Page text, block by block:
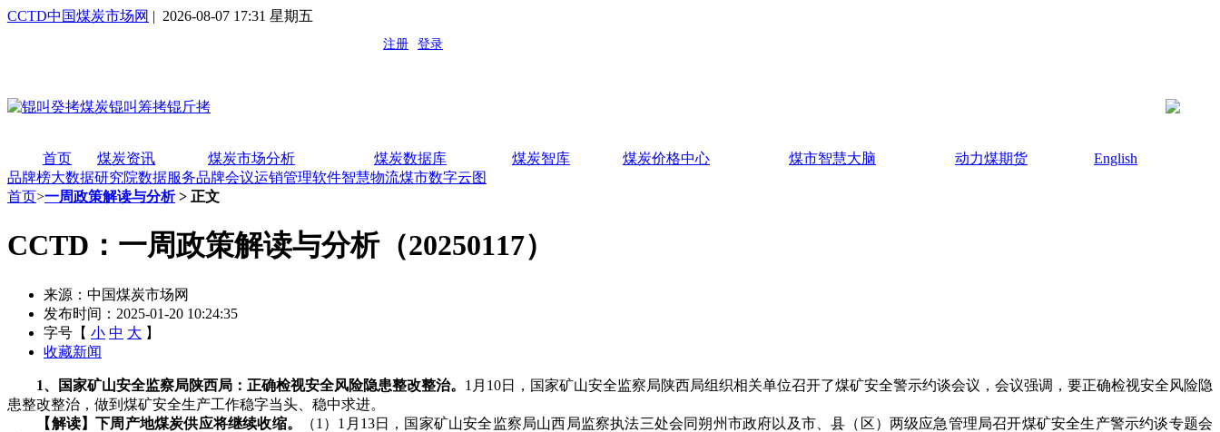
CCTD中国煤炭市场网 | 2026-08-07 17:31 星期五
首页 煤炭资讯 煤炭市场分析 煤炭数据库 煤炭智库 煤炭价格中心 煤市智慧大脑 动力煤期货
English
品牌榜大数据研究院数据服务品牌会议运销管理软件智慧物流煤市数字云图
首页>一周政策解读与分析> 正文
CCTD：一周政策解读与分析（20250117）
来源：中国煤炭市场网
发布时间：2025-01-20 10:24:35
字号【 小 中 大 】
收藏新闻
1、国家矿山安全监察局陕西局：正确检视安全风险隐患整改整治。 1月10日，国家矿山安全监察局陕西局组织相关单位召开了煤矿安全警示约谈会议，会议强调，要正确检视安全风险隐
患整改整治，做到煤矿安全生产工作稳字当头、稳中求进。
【解读】下周产地煤炭供应将继续收缩。
（1）1月13日，国家矿山安全监察局山西局监察执法三处会同朔州市政府以及市、县（区）两级应急管理局召开煤矿安全生产警示约谈专题会